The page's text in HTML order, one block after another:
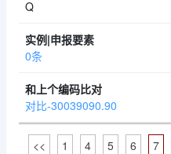
Q
0条
对比-30039090.90
<< 1 4 5 6 7